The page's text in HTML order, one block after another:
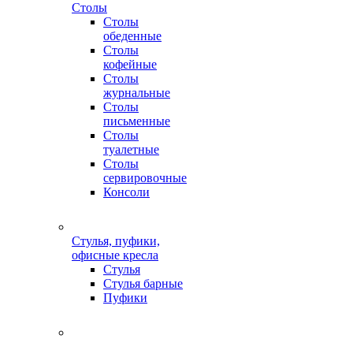
Столы
Столы
обеденные
Столы
кофейные
Столы
журнальные
Столы
письменные
Столы
туалетные
Столы
сервировочные
Консоли
Стулья, пуфики,
офисные кресла
Стулья
Стулья барные
Пуфики